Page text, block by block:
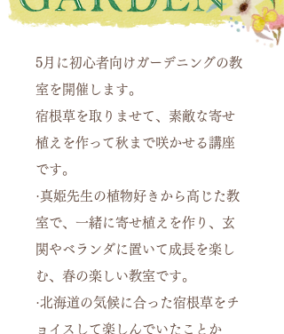
5月に初心者向けガーデニングの教
室を開催します。
宿根草を取りませて、素敵な寄せ
植えを作って秋まで咲かせる講座
です。
·真姫先生の植物好きから高じた教
室で、一緒に寄せ植えを作り、玄
関やベランダに置いて成長を楽し
む、春の楽しい教室です。
·北海道の気候に合った宿根草をチ
ョイスして楽しんでいたことか